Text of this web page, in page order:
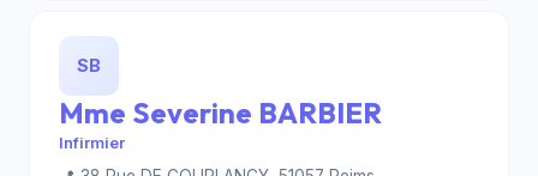
SB
Mme Severine BARBIER
Infirmier